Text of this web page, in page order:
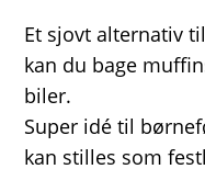
Et sjovt alternativ
kan du bage
biler.
Super idé til
kan stilles som